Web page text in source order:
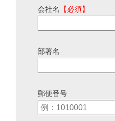
会社名 【必須】
部署名
郵便番号